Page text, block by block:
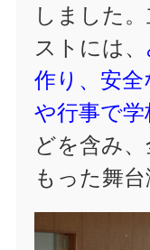
しました
ストには、
作り、安
や行事で
どを含み
もった舞